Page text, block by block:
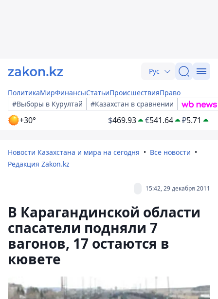
Рус
ПолитикаМирФинансыСтатьиПроисшествияПраво
#Выборы в Курултай
#Казахстан в сравнении
+30° $469.93 €541.64 ₽5.71
Новости Казахстана и мира на сегодня
Все новости
Редакция Zakon.kz
15:42, 29 декабря 2011
В Карагандинской области
спасатели подняли 7
вагонов, 17 остаются в
кювете